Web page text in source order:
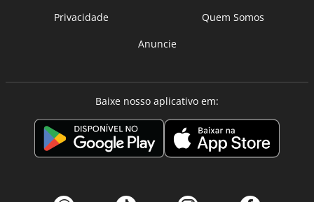
Privacidade
Quem Somos
Anuncie
Baixe nosso aplicativo em: